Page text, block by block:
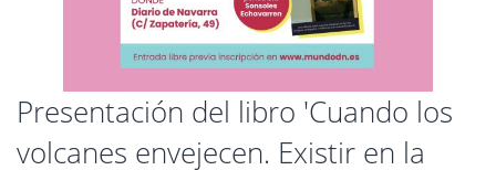
Presentación del libro 'Cuando los
volcanes envejecen. Existir en la
Saltar
al
comienzo